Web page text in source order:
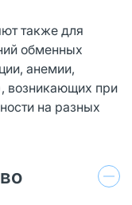
также для
обменных
анемии,
возникающих при
на разных